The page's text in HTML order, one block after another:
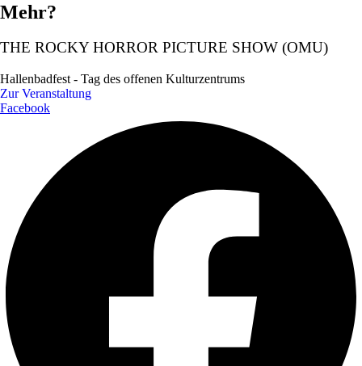
Mehr?
THE ROCKY HORROR PICTURE SHOW (OMU)
Hallenbadfest - Tag des offenen Kulturzentrums
Zur Veranstaltung
Facebook